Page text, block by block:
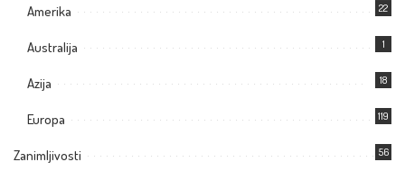
Amerika 22
Australija 1
Azija 18
Europa 119
Zanimljivosti 56